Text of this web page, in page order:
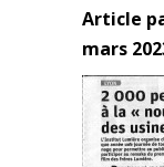
Article
mars